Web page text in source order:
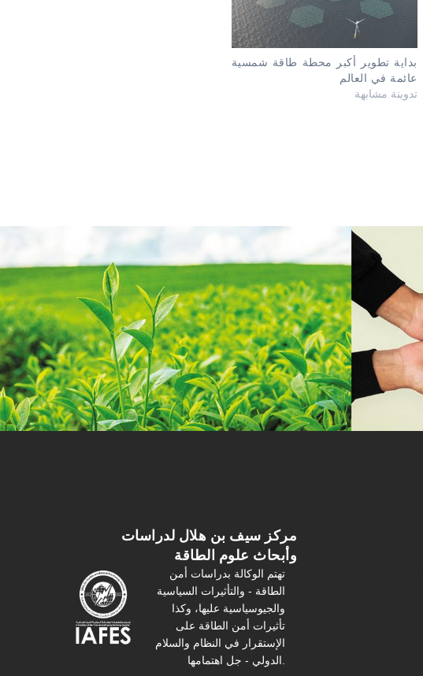
بداية تطوير أكبر محطة طاقة شمسية
عائمة في العالم
تدوينة مشابهة
مركز سیف بن هلال لدراسات
وأبحاث علوم الطاقة
تهتم الوكالة بدراسات أمن
الطاقة - والتأثیرات السیاسیة
والجیوسیاسیة عليها، وكذا
تأثیرات أمن الطاقة على
الإستقرار في النظام والسلام
الدولي - جل اهتمامها.